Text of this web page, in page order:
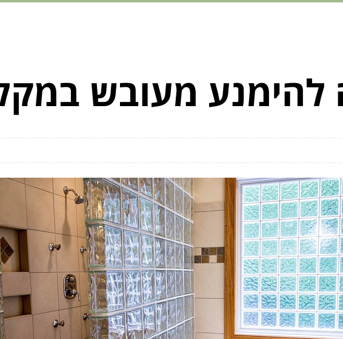
להימנע מעובש